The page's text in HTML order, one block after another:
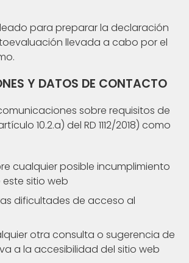
para preparar la declaración
llevada a cabo por el
Y DATOS DE CONTACTO
sobre requisitos de
10.2.a) del RD 1112/2018) como
cualquier posible incumplimiento
sitio web
dificultades de acceso al
otra consulta o sugerencia de
a la accesibilidad del sitio web